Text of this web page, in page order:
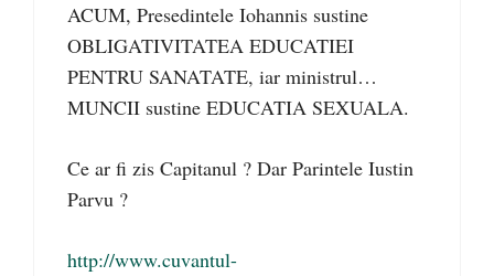
ACUM, Presedintele Iohannis sustine
OBLIGATIVITATEA EDUCATIEI
PENTRU SANATATE, iar ministrul…
MUNCII sustine EDUCATIA SEXUALA.
Ce ar fi zis Capitanul ? Dar Parintele Iustin
Parvu ?
http://www.cuvantul-